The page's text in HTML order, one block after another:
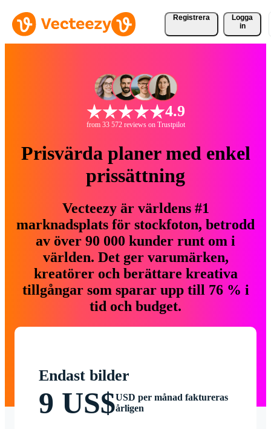
Registrera
Logga
in
4.9
from 33 572 reviews on Trustpilot
Prisvärda planer med enkel
prissättning
Vecteezy är världens #1
marknadsplats för stockfoton, betrodd
av över 90 000 kunder runt om i
världen. Det ger varumärken,
kreatörer och berättare kreativa
tillgångar som sparar upp till 76 % i
tid och budget.
Endast bilder
9 US$USD per månad faktureras
årligen